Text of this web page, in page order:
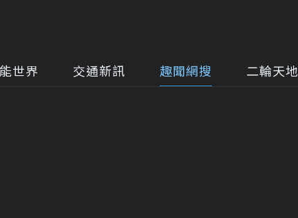
世界 交通新訊 趣聞網搜 二輪天地